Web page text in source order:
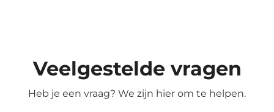
Veelgestelde vragen
Heb je een vraag? We zijn hier om te helpen.